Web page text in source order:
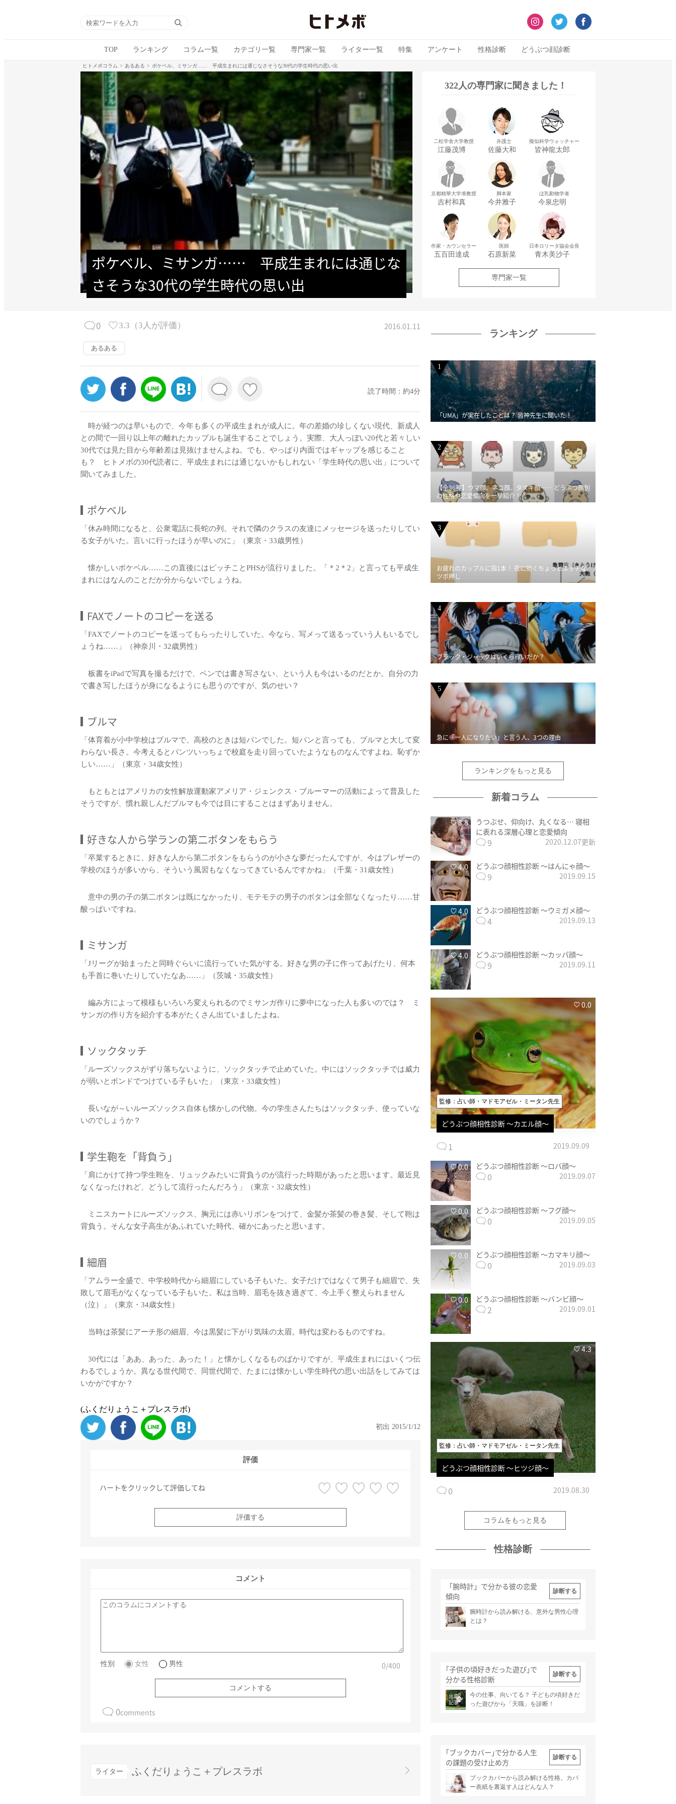
TOP ランキング コラム一覧 カテゴリ一覧 専門家一覧 ライター一覧 特集 アンケート 性格診断 どうぶつ顔診断
ヒトメボコラム あるある ポケベル、ミサンガ…… 平成生まれには通じなさそうな30代の学生時代の思い出
ポケベル、ミサンガ……　平成生まれには通じな
さそうな30代の学生時代の思い出
322人の専門家に聞きました！
二松学舎大学教授
江藤茂博
弁護士
佐藤大和
擬似科学ウォッチャー
皆神龍太郎
京都精華大学准教授
吉村和真
脚本家
今井雅子
ほ乳動物学者
今泉忠明
作家・カウンセラー
五百田達成
医師
石原新菜
日本ロリータ協会会長
青木美沙子
専門家一覧
0 3.3 （ 3 人が評価） 2016.01.11
あるある
読了時間：約4分
時が経つのは早いもので、今年も多くの平成生まれが成人に。年の差婚の珍しくない現代、新成人
との間で一回り以上年の離れたカップルも誕生することでしょう。実際、大人っぽい20代と若々しい
30代では見た目から年齢差は見抜けませんよね。でも、やっぱり内面ではギャップを感じること
も？ ヒトメボの30代読者に、平成生まれには通じないかもしれない「学生時代の思い出」について
聞いてみました。
ポケベル
「休み時間になると、公衆電話に長蛇の列。それで隣のクラスの友達にメッセージを送ったりしてい
る女子がいた。言いに行ったほうが早いのに」（東京・33歳男性）
懐かしいポケベル……この直後にはピッチことPHSが流行りました。「＊2＊2」と言っても平成生
まれにはなんのことだか分からないでしょうね。
FAXでノートのコピーを送る
「FAXでノートのコピーを送ってもらったりしていた。今なら、写メって送るっていう人もいるでし
ょうね……」（神奈川・32歳男性）
板書をiPadで写真を撮るだけで、ペンでは書き写さない、という人も今はいるのだとか。自分の力
で書き写したほうが身になるようにも思うのですが、気のせい？
ブルマ
「体育着が小中学校はブルマで、高校のときは短パンでした。短パンと言っても、ブルマと大して変
わらない長さ。今考えるとパンツいっちょで校庭を走り回っていたようなものなんですよね。恥ずか
しい……」（東京・34歳女性）
もともとはアメリカの女性解放運動家アメリア・ジェンクス・ブルーマーの活動によって普及した
そうですが、慣れ親しんだブルマも今では目にすることはまずありません。
好きな人から学ランの第二ボタンをもらう
「卒業するときに、好きな人から第二ボタンをもらうのが小さな夢だったんですが、今はブレザーの
学校のほうが多いから、そういう風習もなくなってきているんですかね」（千葉・31歳女性）
意中の男の子の第二ボタンは既になかったり、モテモテの男子のボタンは全部なくなったり……甘
酸っぱいですね。
ミサンガ
「Jリーグが始まったと同時ぐらいに流行っていた気がする。好きな男の子に作ってあげたり、何本
も手首に巻いたりしていたなあ……」（茨城・35歳女性）
編み方によって模様もいろいろ変えられるのでミサンガ作りに夢中になった人も多いのでは？ ミ
サンガの作り方を紹介する本がたくさん出ていましたよね。
ソックタッチ
「ルーズソックスがずり落ちないように、ソックタッチで止めていた。中にはソックタッチでは威力
が弱いとボンドでつけている子もいた」（東京・33歳女性）
長いなが～いルーズソックス自体も懐かしの代物。今の学生さんたちはソックタッチ、使っていな
いのでしょうか？
学生鞄を「背負う」
「肩にかけて持つ学生鞄を、リュックみたいに背負うのが流行った時期があったと思います。最近見
なくなったけれど、どうして流行ったんだろう」（東京・32歳女性）
ミニスカートにルーズソックス、胸元には赤いリボンをつけて、金髪か茶髪の巻き髪、そして鞄は
背負う。そんな女子高生があふれていた時代、確かにあったと思います。
細眉
「アムラー全盛で、中学校時代から細眉にしている子もいた。女子だけではなくて男子も細眉で、失
敗して眉毛がなくなっている子もいた。私は当時、眉毛を抜き過ぎて、今上手く整えられません
（泣）」（東京・34歳女性）
当時は茶髪にアーチ形の細眉、今は黒髪に下がり気味の太眉。時代は変わるものですね。
30代には「ああ、あった、あった！」と懐かしくなるものばかりですが、平成生まれにはいくつ伝
わるでしょうか。異なる世代間で、同世代間で、たまには懐かしい学生時代の思い出話をしてみては
いかがですか？
(ふくだりょうこ＋プレスラボ)
初出 2015/1/12
評価
ハートをクリックして評価してね
評価する
コメント
性別 女性 男性 0/400
0comments
ライター ふくだりょうこ＋プレスラボ
ランキング
1
「UMA」が実在したことは？ 皆神先生に聞いた！
2
【全36種】ウマ顔、ネコ顔、タヌキ顔…… どうぶつ顔別
の性格や恋愛傾向を一挙紹介！
3
お疲れのカップルに指1本！ 夜に効くちょっとエッチな
ツボ押し
4
ブラック・ジャックはいくら稼いだか？
5
急に「一人になりたい」と言う人、3つの理由
ランキングをもっと見る
新着コラム
3.8
うつぶせ、仰向け、丸くなる… 寝相
に表れる深層心理と恋愛傾向
9 2020.12.07更新
4.0 どうぶつ顔相性診断 〜はんにゃ顔〜
9 2019.09.15
4.0 どうぶつ顔相性診断 〜ウミガメ顔〜
4 2019.09.13
4.0 どうぶつ顔相性診断 〜カッパ顔〜
9 2019.09.11
0.0
監修：占い師・マドモアゼル・ミータン先生
どうぶつ顔相性診断 〜カエル顔〜
1 2019.09.09
0.0 どうぶつ顔相性診断 〜ロバ顔〜
0 2019.09.07
0.0 どうぶつ顔相性診断 〜フグ顔〜
0 2019.09.05
0.0 どうぶつ顔相性診断 〜カマキリ顔〜
0 2019.09.03
0.0 どうぶつ顔相性診断 〜バンビ顔〜
2 2019.09.01
4.3
監修：占い師・マドモアゼル・ミータン先生
どうぶつ顔相性診断 〜ヒツジ顔〜
0 2019.08.30
コラムをもっと見る
性格診断
「腕時計」で分かる彼の恋愛
傾向
診断する
出典
記事
腕時計から読み解ける、意外な男性心理
とは？
｢子供の頃好きだった遊び｣で
分かる性格診断
診断する
出典
記事
今の仕事、向いてる？ 子どもの頃好きだ
った遊びから「天職」を診断！
｢ブックカバー｣で分かる人生
の課題の受け止め方
診断する
出典
記事
ブックカバーから読み解ける性格。カバ
ー表紙を裏返す人はどんな人？